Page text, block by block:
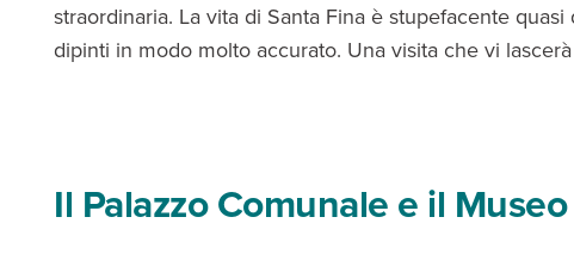
straordinaria. La vita di Santa Fina è stupefacente
dipinti in modo molto accurato. Una visita che vi
Il Palazzo Comunale e il